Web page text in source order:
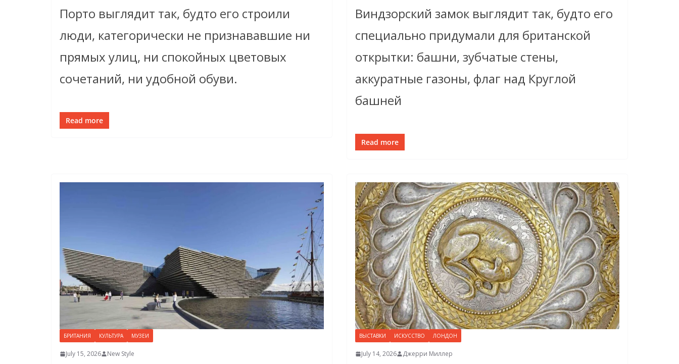
Порто выглядит так, будто его строили
люди, категорически не признававшие ни
прямых улиц, ни спокойных цветовых
сочетаний, ни удобной обуви.
Read more
Виндзорский замок выглядит так, будто его
специально придумали для британской
открытки: башни, зубчатые стены,
аккуратные газоны, флаг над Круглой
башней
Read more
БРИТАНИЯ КУЛЬТУРА МУЗЕИ
July 15, 2026 New Style
ВЫСТАВКИ ИСКУССТВО ЛОНДОН
July 14, 2026 Джерри Миллер